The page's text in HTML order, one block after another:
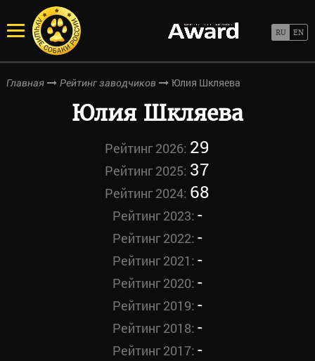
Главная Рейтинг заводчиков Юлия Шкляева
Юлия Шкляева
Рейтинг 2026: 29
Рейтинг 2025: 37
Рейтинг 2024: 68
Рейтинг 2023: -
Рейтинг 2022: -
Рейтинг 2021: -
Рейтинг 2020: -
Рейтинг 2019: -
Рейтинг 2018: -
Рейтинг 2017: -